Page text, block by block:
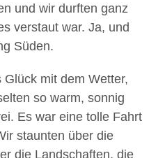
und wir durften ganz
verstaut war. Ja, und
Süden.
mit dem Wetter,
so warm, sonnig
Es war eine tolle Fahrt
staunten über die
die Landschaften, die